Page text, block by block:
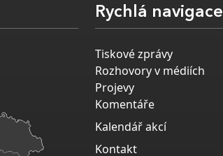
Rychlá navigace
Tiskové zprávy
Rozhovory v médiích
Projevy
Komentáře
Kalendář akcí
Kontakt